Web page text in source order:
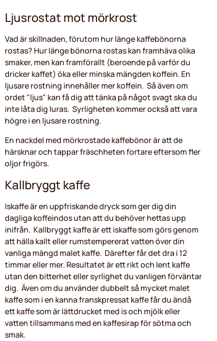
Ljusrostat mot mörkrost
Vad är skillnaden, förutom hur länge kaffebönorna
rostas? Hur länge bönorna rostas kan framhäva olika
smaker, men kan framförallt (beroende på varför du
dricker kaffet) öka eller minska mängden koffein. En
ljusare rostning innehåller mer koffein. Så även om
ordet "ljus" kan få dig att tänka på något svagt ska du
inte låta dig luras. Syrligheten kommer också att vara
högre i en ljusare rostning.
En nackdel med mörkrostade kaffebönor är att de
härsknar och tappar fräschheten fortare eftersom fler
oljor frigörs.
Kallbryggt kaffe
Iskaffe är en uppfriskande dryck som ger dig din
dagliga koffeindos utan att du behöver hettas upp
inifrån. Kallbryggt kaffe är ett iskaffe som görs genom
att hälla kallt eller rumstempererat vatten över din
vanliga mängd malet kaffe. Därefter får det dra i 12
timmar eller mer. Resultatet är ett rikt och lent kaffe
utan den bitterhet eller syrlighet du vanligen förväntar
dig. Även om du använder dubbelt så mycket malet
kaffe som i en kanna franskpressat kaffe får du ändå
ett kaffe som är lättdrucket med is och mjölk eller
vatten tillsammans med en kaffesirap för sötma och
smak.